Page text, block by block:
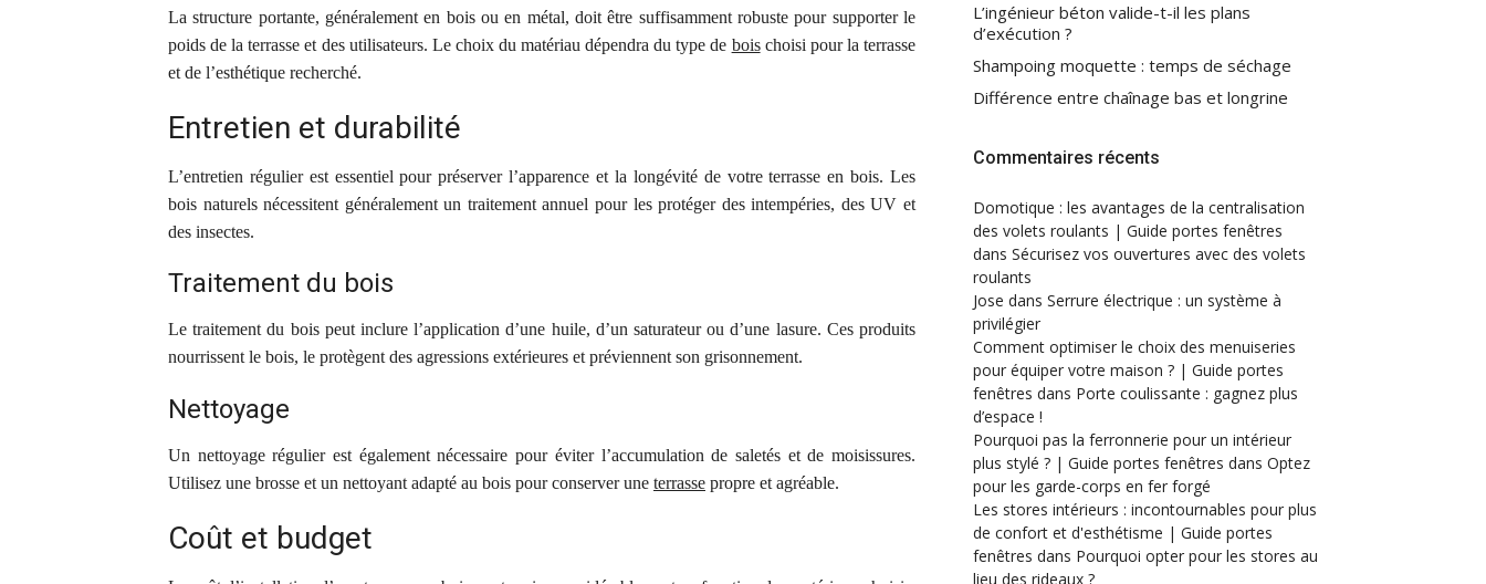
La structure portante, généralement en bois ou en métal, doit être suffisamment robuste pour supporter le
poids de la terrasse et des utilisateurs. Le choix du matériau dépendra du type de boischoisi pour la terrasse
et de l’esthétique recherché.
Entretien et durabilité
L’entretien régulier est essentiel pour préserver l’apparence et la longévité de votre terrasse en bois. Les
bois naturels nécessitent généralement un traitement annuel pour les protéger des intempéries, des UV et
des insectes.
Traitement du bois
Le traitement du bois peut inclure l’application d’une huile, d’un saturateur ou d’une lasure. Ces produits
nourrissent le bois, le protègent des agressions extérieures et préviennent son grisonnement.
Nettoyage
Un nettoyage régulier est également nécessaire pour éviter l’accumulation de saletés et de moisissures.
Utilisez une brosse et un nettoyant adapté au bois pour conserver une terrasse propre et agréable.
Coût et budget
L’ingénieur béton valide-t-il les plans
d’exécution ?
Shampoing moquette : temps de séchage
Différence entre chaînage bas et longrine
Commentaires récents
Domotique : les avantages de la centralisation
des volets roulants | Guide portes fenêtres
dans Sécurisez vos ouvertures avec des volets
roulants
Jose dans Serrure électrique : un système à
privilégier
Comment optimiser le choix des menuiseries
pour équiper votre maison ? | Guide portes
fenêtres dans Porte coulissante : gagnez plus
d’espace !
Pourquoi pas la ferronnerie pour un intérieur
plus stylé ? | Guide portes fenêtres dans Optez
pour les garde-corps en fer forgé
Les stores intérieurs : incontournables pour plus
de confort et d'esthétisme | Guide portes
fenêtres dans Pourquoi opter pour les stores au
lieu des rideaux ?